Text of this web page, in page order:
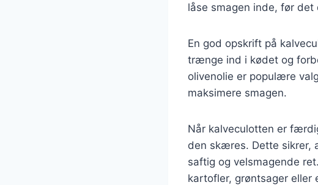
låse smagen inde, før
En god opskrift på
trænge ind i kødet og
olivenolie er populære
maksimere smagen.
Når kalveculotten er
den skæres. Dette sikrer,
saftig og velsmagende
kartofler, grøntsager